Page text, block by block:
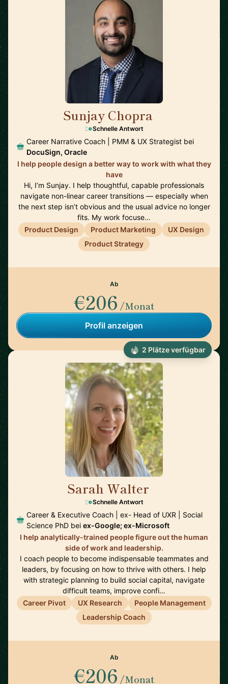
Sunjay Chopra
Schnelle Antwort
Career Narrative Coach | PMM & UX Strategist bei
DocuSign, Oracle
I help people design a better way to work with what they
have
Hi, I’m Sunjay. I help thoughtful, capable professionals
navigate non-linear career transitions — especially when
the next step isn’t obvious and the usual advice no longer
fits. My work focuse…
Product Design
Product Marketing
UX Design
Product Strategy
Ab
€206 /Monat
Profil anzeigen
Sarah Walter
Schnelle Antwort
Career & Executive Coach | ex- Head of UXR | Social
Science PhD bei ex-Google; ex-Microsoft
I help analytically-trained people figure out the human
side of work and leadership.
I coach people to become indispensable teammates and
leaders, by focusing on how to thrive with others. I help
with strategic planning to build social capital, navigate
difficult teams, improve confi…
Career Pivot
UX Research
People Management
Leadership Coach
Ab
€206 /Monat
2 Plätze verfügbar